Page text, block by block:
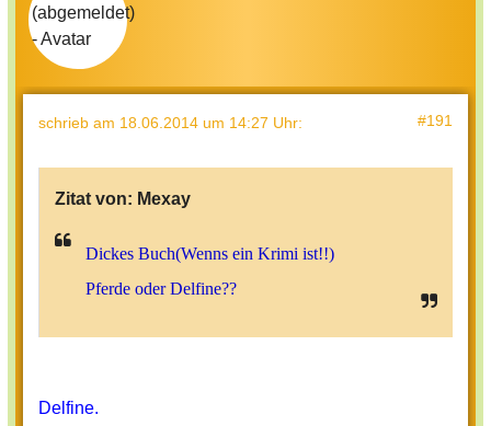
schrieb am 18.06.2014 um 14:27 Uhr: #191
Zitat von: Mexay
Dickes Buch(Wenns ein Krimi ist!!)
Pferde oder Delfine??
Delfine.